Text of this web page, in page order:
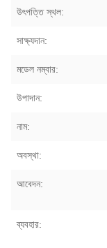
উৎপত্তি স্থল:
সাক্ষ্যদান:
মডেল নম্বার:
উপাদান:
নাম:
অবস্থা:
আবেদন:
ব্যবহার: